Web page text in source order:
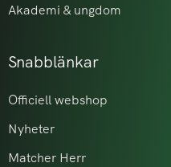
Akademi & ungdom
Snabblänkar
Officiell webshop
Nyheter
Matcher Herr